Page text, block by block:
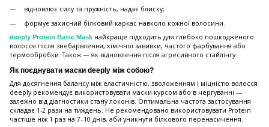
відновлює силу та пружність, надає блиску;
формує захисний білковий каркас навколо кожної волосини.
deeply Protein Basic Mask найкраще підходить для глибоко пошкодженого
волосся після знебарвлення, хімічної завивки, частого фарбування або
термообробки. Також — як відновлення після агресивного стайлінгу.
Як поєднувати маски deeply між собою?
Для досягнення балансу між еластичністю, зволоженням і міцністю волосся
deeply рекомендує використовувати маски курсом або в чергуванні —
залежно від діагностики стану локонів. Оптимальна частота застосування
складає 1-2 рази на тиждень. Не рекомендовано використовувати Protein
частіше ніж 1 раз на 7–10 днів, аби уникнути білкового перенасичення.